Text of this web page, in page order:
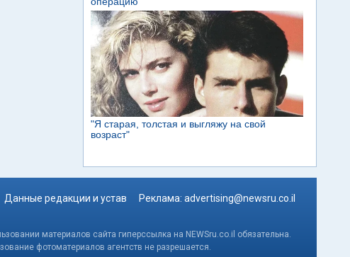
Данные редакции и устав Реклама: advertising@newsru.co.il
материалов сайта гиперссылка на NEWSru.co.il обязательна.
фотоматериалов агентств не разрешается.